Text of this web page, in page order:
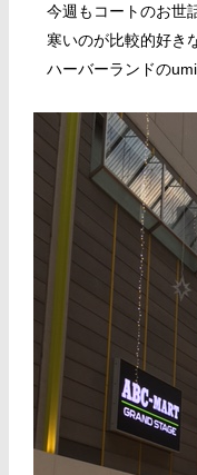
今週もコートのお世
寒いのが比較的好き
ハーバーランドの